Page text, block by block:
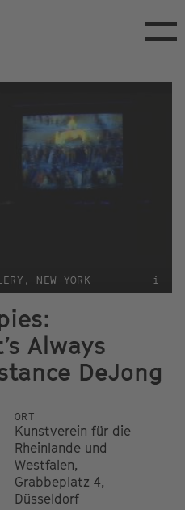
NEW YORK i
Always
DeJong
ORT
Kunstverein für die
Rheinlande und
Westfalen,
Grabbeplatz 4,
Düsseldorf